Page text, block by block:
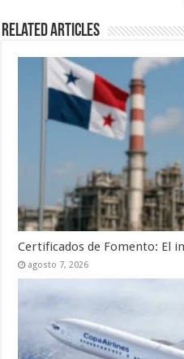
Related Articles
Certificados de Fomento: El
agosto 7, 2026